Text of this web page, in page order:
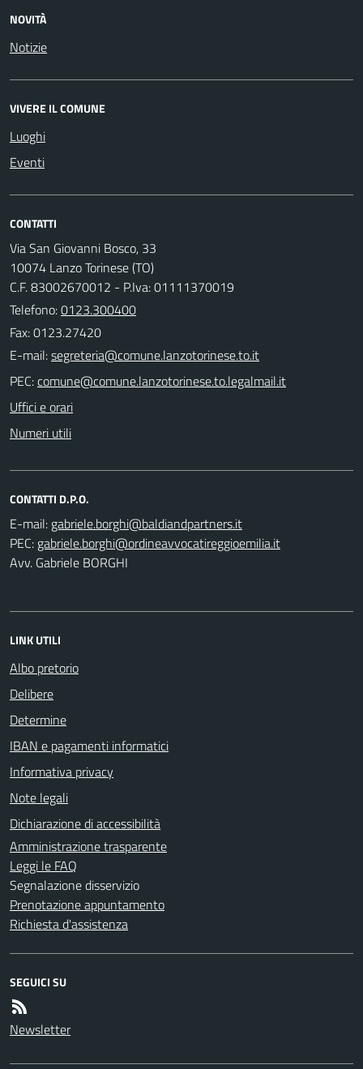
NOVITÀ
Notizie
VIVERE IL COMUNE
Luoghi
Eventi
CONTATTI
Via San Giovanni Bosco, 33
10074 Lanzo Torinese (TO)
C.F. 83002670012 - P.Iva: 01111370019
Telefono:0123.300400
Fax: 0123.27420
E-mail:
PEC:
Uffici e orari
Numeri utili
CONTATTI D.P.O.
E-mail:
PEC:
Avv. Gabriele BORGHI
LINK UTILI
Albo pretorio
Delibere
Determine
IBAN e pagamenti informatici
Informativa privacy
Note legali
Dichiarazione di accessibilità
Amministrazione trasparente
Leggi le FAQ
Segnalazione disservizio
Prenotazione appuntamento
Richiesta d'assistenza
SEGUICI SU
Newsletter